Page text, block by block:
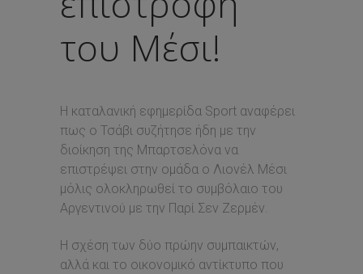
του Μέσι!
Η καταλανική εφημερίδα Sport αναφέρει
πως ο Τσάβι συζήτησε ήδη με την
διοίκηση της Μπαρτσελόνα να
επιστρέψει στην ομάδα ο Λιονέλ Μέσι
μόλις ολοκληρωθεί το συμβόλαιο του
Αργεντινού με την Παρί Σεν Ζερμέν.
Η σχέση των δύο πρώην συμπαικτών,
αλλά και το οικονομικό αντίκτυπο που